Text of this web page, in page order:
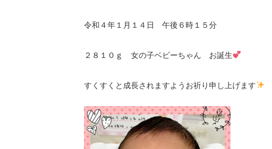
令和４年１月１４日 午後６時１５分
２８１０ｇ 女の子ベビーちゃん お誕生
すくすくと成長されますようお祈り申し上げます